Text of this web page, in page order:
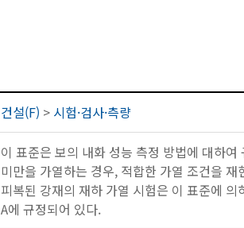
건설(F) > 시험·검사·측량
이 표준은 보의 내화 성능 측정 방법에 대하
미만을 가열하는 경우, 적합한 가열 조건을
피복된 강재의 재하 가열 시험은 이 표준에
A에 규정되어 있다.